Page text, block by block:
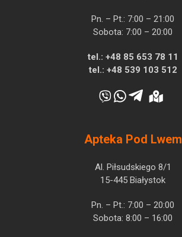
Pn. – Pt.: 7:00 – 21:00
Sobota: 7:00 – 20:00
tel.: +48 85 653 78 11
tel.: +48 539 103 512
Apteka Pod Lwem
Al. Piłsudskiego 8/1
15-445 Białystok
Pn. – Pt.: 7:00 – 20:00
Sobota: 8:00 – 16:00